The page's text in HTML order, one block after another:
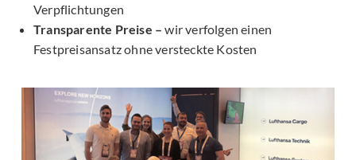
Verpflichtungen
Transparente Preise – wir verfolgen einen
Festpreisansatz ohne versteckte Kosten